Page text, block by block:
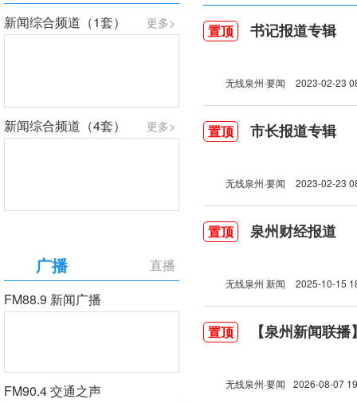
更多>
新闻综合频道（1套）
更多>
新闻综合频道（4套）
直播
广播
FM88.9 新闻广播
FM90.4 交通之声
置顶 书记报道专辑
无线泉州·要闻 2023-02-23
置顶 市长报道专辑
无线泉州·要闻 2023-02-23
置顶 泉州财经报道
无线泉州 新闻 2025-10-15
置顶 【泉州新闻联
无线泉州·要闻 2026-08-07